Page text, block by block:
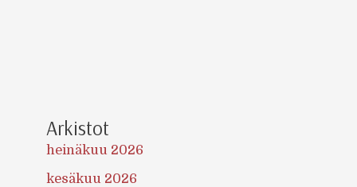
Arkistot
heinäkuu 2026
kesäkuu 2026